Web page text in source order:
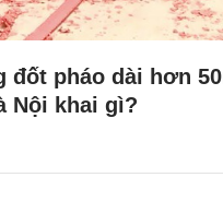
đốt pháo dài hơn
Nội khai gì?